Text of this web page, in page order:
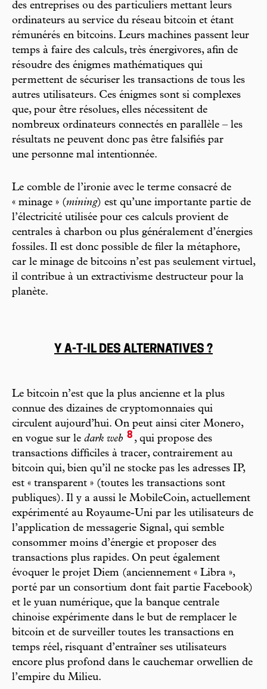
des entreprises ou des particuliers mettant leurs
ordinateurs au service du réseau bitcoin et étant
rémunérés en bitcoins. Leurs machines passent leur
temps à faire des calculs, très énergivores, afin de
résoudre des énigmes mathématiques qui
permettent de sécuriser les transactions de tous les
autres utilisateurs. Ces énigmes sont si complexes
que, pour être résolues, elles nécessitent de
nombreux ordinateurs connectés en parallèle – les
résultats ne peuvent donc pas être falsifiés par
une personne mal intentionnée.
Le comble de l’ironie avec le terme consacré de
« minage » (mining) est qu’une importante partie de
l’électricité utilisée pour ces calculs provient de
centrales à charbon ou plus généralement d’énergies
fossiles. Il est donc possible de filer la métaphore,
car le minage de bitcoins n’est pas seulement virtuel,
il contribue à un extractivisme destructeur pour la
planète.
Y A-T-IL DES ALTERNATIVES ?
Le bitcoin n’est que la plus ancienne et la plus
connue des dizaines de cryptomonnaies qui
circulent aujourd’hui. On peut ainsi citer Monero,
en vogue sur le dark web 8 , qui propose des
transactions difficiles à tracer, contrairement au
bitcoin qui, bien qu’il ne stocke pas les adresses IP,
est « transparent » (toutes les transactions sont
publiques). Il y a aussi le MobileCoin, actuellement
expérimenté au Royaume-Uni par les utilisateurs de
l’application de messagerie Signal, qui semble
consommer moins d’énergie et proposer des
transactions plus rapides. On peut également
évoquer le projet Diem (anciennement « Libra »,
porté par un consortium dont fait partie Facebook)
et le yuan numérique, que la banque centrale
chinoise expérimente dans le but de remplacer le
bitcoin et de surveiller toutes les transactions en
temps réel, risquant d’entraîner ses utilisateurs
encore plus profond dans le cauchemar orwellien de
l’empire du Milieu.